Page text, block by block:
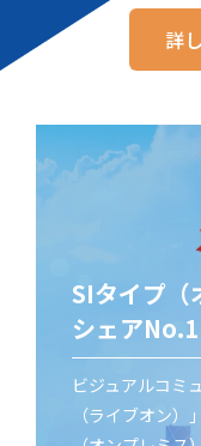
詳
SIタイプ（
シェアNo.1
ビジュアルコミ
（ライブオン